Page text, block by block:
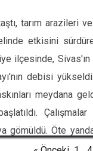
tarım arazileri
etkisini
ilçesinde,
debisi
meydana
Öte
oluştu. Bazı